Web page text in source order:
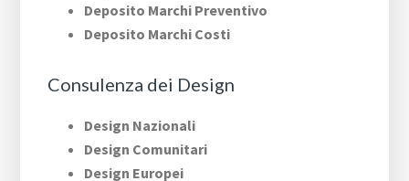
Deposito Marchi Preventivo
Deposito Marchi Costi
Consulenza dei Design
Design Nazionali
Design Comunitari
Design Europei